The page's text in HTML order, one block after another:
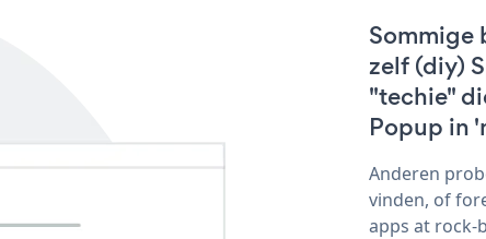
Sommige
zelf (diy)
"techie"
Popup in
Anderen
vinden, of
apps at rock-